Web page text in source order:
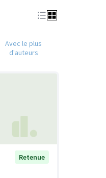
Avec le plus
d'auteurs
Retenue